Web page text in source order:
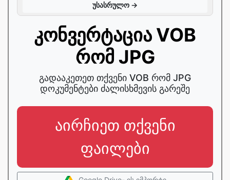
უსასრულო →
კონვერტაცია VOB
რომ JPG
გადააკეთეთ თქვენი VOB რომ JPG
დოკუმენტები ძალისხმევის გარეშე
აირჩიეთ თქვენი
ფაილები